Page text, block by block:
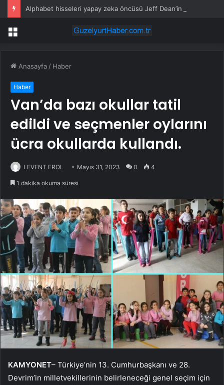
Menü
Anasayfa / Haber
Haber
Van’da bazı okullar tatil
edildi ve seçmenler oylarını
ücra okullarda kullandı.
LEVENT EROL Mayıs 31, 2023 0 4
1 dakika okuma süresi
KAMYONET– Türkiye’nin 13. Cumhurbaşkanı ve 28.
Devrim’in milletvekillerinin belirleneceği genel seçim için